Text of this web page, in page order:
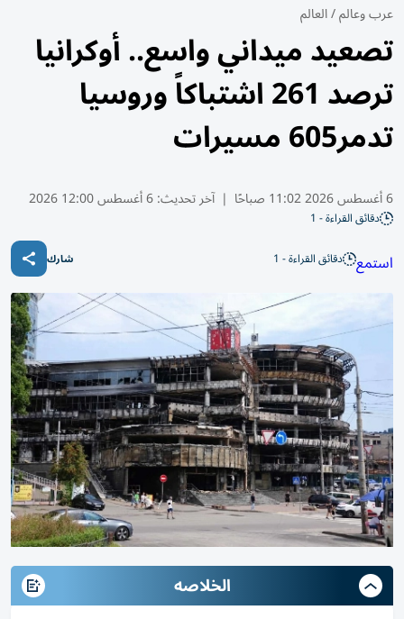
عرب وعالم/العالم
تصعيد ميداني واسع.. أوكرانيا
ترصد 261 اشتباكاً وروسيا
تدمر605 مسيرات
6 أغسطس 2026 11:02 صباحًا | آخر تحديث:6 أغسطس 12:00 2026
دقائق القراءة - 1
استمع دقائق القراءة - 1 شارك
الخلاصه